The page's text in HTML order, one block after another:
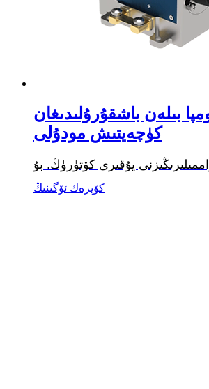
بىلەن باشقۇرۇلىدىغان
كۈچەيتىش مودۇلى
كۆپرەك ئۆگىنىڭ